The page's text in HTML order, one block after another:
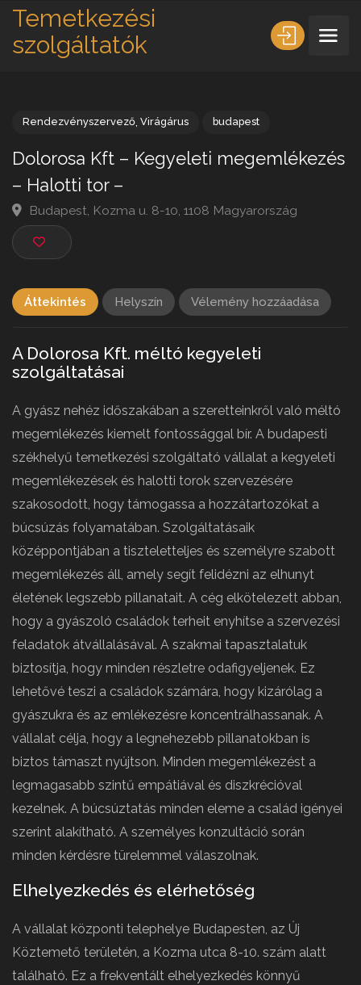
Temetkezési
szolgáltatók
Dolorosa Kft – Kegyeleti
– Halotti tor –
Budapest, Kozma u. 8-10, 1108 Magyarország
Áttekintés Helyszín Vélemény hozzáadása
A Dolorosa Kft. méltó kegyeleti
szolgáltatásai
A gyász nehéz időszakában a szeretteinkről való méltó
megemlékezés kiemelt fontossággal bír. A budapesti
székhelyű temetkezési szolgáltató vállalat a kegyeleti
megemlékezések és halotti torok szervezésére
szakosodott, hogy támogassa a hozzátartozókat a
búcsúzás folyamatában. Szolgáltatásaik
középpontjában a tiszteletteljes és személyre szabott
megemlékezés áll, amely segít felidézni az elhunyt
életének legszebb pillanatait. A cég elkötelezett abban,
hogy a gyászoló családok terheit enyhítse a szervezési
feladatok átvállalásával. A szakmai tapasztalatuk
biztosítja, hogy minden részletre odafigyeljenek. Ez
lehetővé teszi a családok számára, hogy kizárólag a
gyászukra és az emlékezésre koncentrálhassanak. A
vállalat célja, hogy a legnehezebb pillanatokban is
biztos támaszt nyújtson. Minden megemlékezést a
legmagasabb szintű empátiával és diszkrécióval
kezelnek. A búcsúztatás minden eleme a család igényei
szerint alakítható. A személyes konzultáció során
minden kérdésre türelemmel válaszolnak.
Elhelyezkedés és elérhetőség
A vállalat központi telephelye Budapesten, az Új
Köztemető területén, a Kozma utca 8-10. szám alatt
található. Ez a frekventált elhelyezkedés könnyű